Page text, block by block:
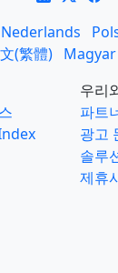
Nederlands
(繁體)
Magyar
우리
파트
광고
솔루
제휴